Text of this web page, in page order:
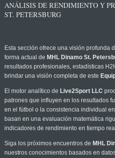
ANÁLISIS DE RENDIMIENTO Y
ST. PETERSBURG
Esta sección ofrece una visión profunda
forma actual de MHL Dinamo St.
resultados profesionales, estadísticas
brindar una visión completa de este
El motor analítico de Live2Sport LLC
patrones que influyen en los resultados
en el fútbol o la consistencia individual
basan en una evaluación matemática
indicadores de rendimiento en tiempo
Siga los próximos encuentros de MHL
nuestros conocimientos basados en